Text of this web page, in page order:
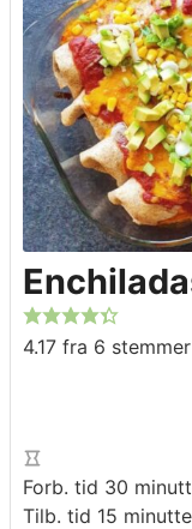
4.17 fra 6 stemmer
Forb. tid 30
Tilb. tid 15